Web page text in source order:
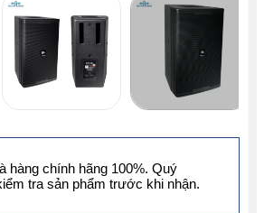
hàng chính hãng 100%. Quý
tra sản phẩm trước khi nhận.